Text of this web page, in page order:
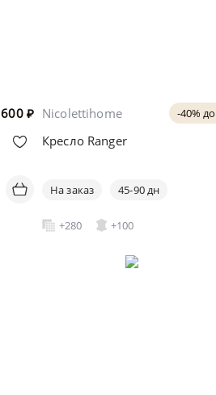
₽ -40%
Nicolettihome
Кресло Ranger
На заказ 45-90 дн
+280 +100